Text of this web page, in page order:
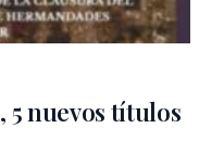
5 nuevos títulos